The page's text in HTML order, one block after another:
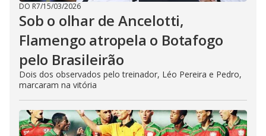
DO R7/15/03/2026
Sob o olhar de Ancelotti,
Flamengo atropela o Botafogo
pelo Brasileirão
Dois dos observados pelo treinador, Léo Pereira e Pedro,
marcaram na vitória